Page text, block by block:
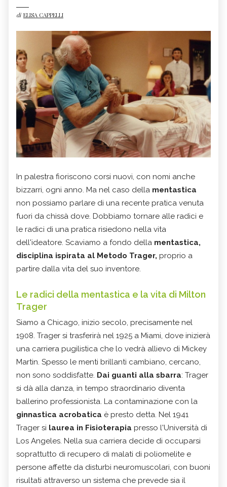
di ELISA CAPPELLI
In palestra fioriscono corsi nuovi, con nomi anche
bizzarri, ogni anno. Ma nel caso della mentastica
non possiamo parlare di una recente pratica venuta
fuori da chissà dove. Dobbiamo tornare alle radici e
le radici di una pratica risiedono nella vita
dell'ideatore. Scaviamo a fondo della mentastica,
disciplina ispirata al Metodo Trager, proprio a
partire dalla vita del suo inventore.
Le radici della mentastica e la vita di Milton
Trager
Siamo a Chicago, inizio secolo, precisamente nel
1908. Trager si trasferirà nel 1925 a Miami, dove inizierà
una carriera pugilistica che lo vedrà allievo di Mickey
Martin. Spesso le menti brillanti cambiano, cercano,
non sono soddisfatte. Dai guanti alla sbarra: Trager
si dà alla danza, in tempo straordinario diventa
ballerino professionista. La contaminazione con la
ginnastica acrobatica è presto detta. Nel 1941
Trager si laurea in Fisioterapia presso l'Università di
Los Angeles. Nella sua carriera decide di occuparsi
soprattutto di recupero di malati di poliomelite e
persone affette da disturbi neuromuscolari, con buoni
risultati attraverso un sistema che prevede sia il